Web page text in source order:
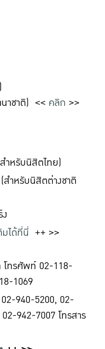
าชาติ) << คลิก >>
ำหรับนิสิตไทย)
ำหรับนิสิตต่างชาติ
มได้ที่นี่ ++ >>
ทรศัพท์ 02-118-
1069
940-5200, 02-
942-7007 โทรสาร